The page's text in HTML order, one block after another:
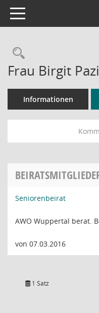
Toggle navigation
Frau Birgit
Informationen
Seniorenbeirat
AWO Wuppertal berat.
von 07.03.2016
1 Satz